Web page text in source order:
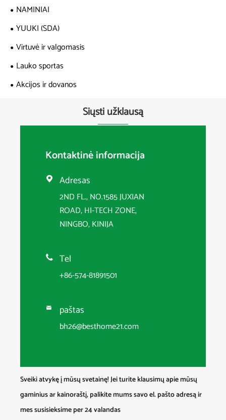
NAMINIAI
YUUKI (SDA)
Virtuvė ir valgomasis
Lauko sportas
Akcijos ir dovanos
Siųsti užklausą
Kontaktinė informacija
 Adresas
2ND FL., NO.1585 JUXIAN
ROAD, HI-TECH ZONE,
NINGBO, KINIJA
 Tel
+86-574-81891501
 paštas
bh26@besthome21.com
Sveiki atvykę į mūsų svetainę! Jei turite klausimų apie mūsų
gaminius ar kainoraštį, palikite mums savo el. pašto adresą ir
mes susisieksime per 24 valandas